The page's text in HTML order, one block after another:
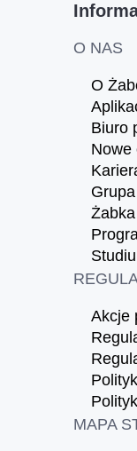
O NAS
O
Biuro
Nowe
Akcje
MAPA